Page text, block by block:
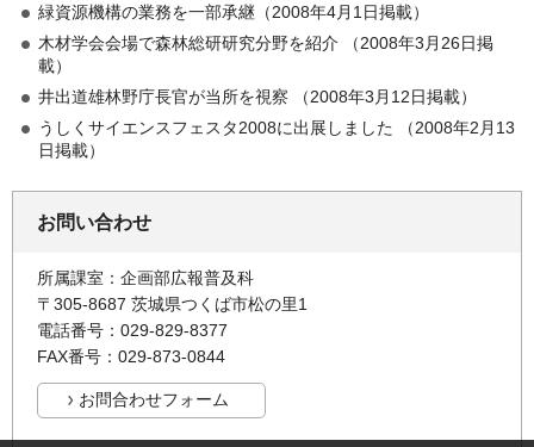
緑資源機構の業務を一部承継（2008年4月1日掲載）
木材学会会場で森林総研研究分野を紹介 （2008年3月26日掲
載）
井出道雄林野庁長官が当所を視察 （2008年3月12日掲載）
うしくサイエンスフェスタ2008に出展しました （2008年2月13
日掲載）
お問い合わせ
所属課室：企画部広報普及科
〒305-8687 茨城県つくば市松の里1
電話番号：029-829-8377
FAX番号：029-873-0844